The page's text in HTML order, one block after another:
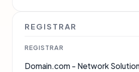
REGISTRAR
REGISTRAR
Domain.com - Network